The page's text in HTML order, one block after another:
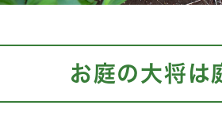
お庭の大将は